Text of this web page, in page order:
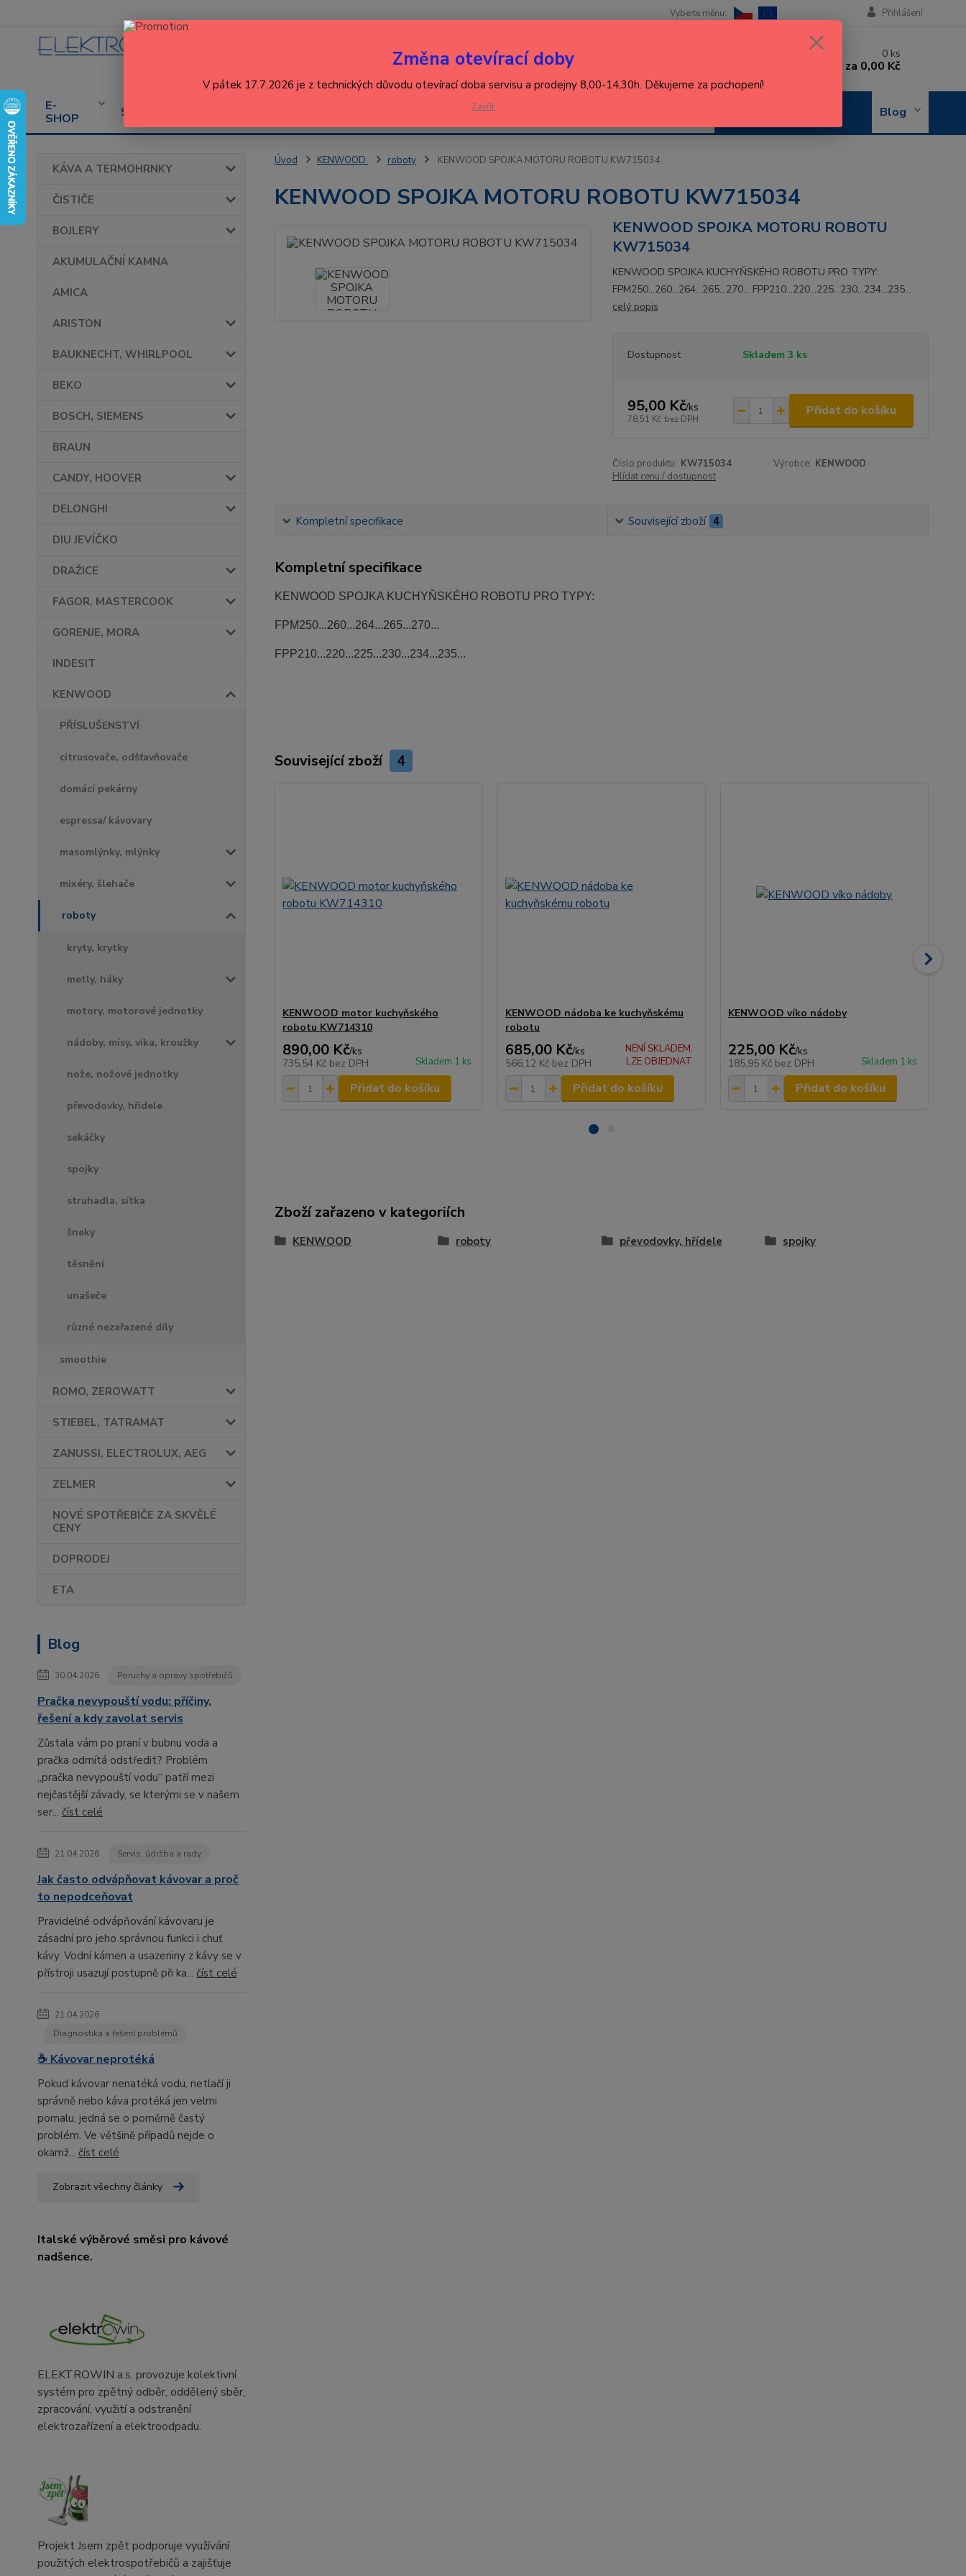
E-
SHOP
SERVIS KONTAKT Blog
Přihlášení
Hledat 0 ks
za 0,00 Kč
KÁVA A TERMOHRNKY
ČISTIČE
BOJLERY
AKUMULAČNÍ KAMNA
AMICA
ARISTON
BAUKNECHT, WHIRLPOOL
BEKO
BOSCH, SIEMENS
BRAUN
CANDY, HOOVER
DELONGHI
DIU JEVÍČKO
DRAŽICE
FAGOR, MASTERCOOK
GORENJE, MORA
INDESIT
KENWOOD
PŘÍSLUŠENSTVÍ
citrusovače, odšťavňovače
domácí pekárny
espressa/ kávovary
masomlýnky, mlýnky
mixéry, šlehače
roboty
kryty, krytky
metly, háky
motory, motorové jednotky
nádoby, mísy, víka, kroužky
nože, nožové jednotky
převodovky, hřídele
sekáčky
spojky
struhadla, sítka
šneky
těsnění
unašeče
různé nezařazené díly
smoothie
ROMO, ZEROWATT
STIEBEL, TATRAMAT
ZANUSSI, ELECTROLUX, AEG
ZELMER
NOVÉ SPOTŘEBIČE ZA SKVĚLÉ
CENY
DOPRODEJ
ETA
Blog
30.04.2026 Poruchy a opravy spotřebičů
Pračka nevypouští vodu: příčiny,
řešení a kdy zavolat servis
Zůstala vám po praní v bubnu voda a
pračka odmítá odstředit? Problém
„pračka nevypouští vodu“ patří mezi
nejčastější závady, se kterými se v našem
ser... číst celé
21.04.2026 Servis, údržba a rady
Jak často odvápňovat kávovar a proč
to nepodceňovat
Pravidelné odvápňování kávovaru je
zásadní pro jeho správnou funkci i chuť
kávy. Vodní kámen a usazeniny z kávy se v
přístroji usazují postupně při ka... číst celé
21.04.2026
Diagnostika a řešení problémů
☕ Kávovar neprotéká
Pokud kávovar nenatéká vodu, netlačí ji
správně nebo káva protéká jen velmi
pomalu, jedná se o poměrně častý
problém. Ve většině případů nejde o
okamž... číst celé
Zobrazit všechny články
Italské výběrové směsi pro kávové
nadšence.
ELEKTROWIN a.s. provozuje kolektivní
systém pro zpětný odběr, oddělený sběr,
zpracování, využití a odstranění
elektrozařízení a elektroodpadu.
Projekt Jsem zpět podporuje využívání
použitých elektrospotřebičů a zajišťuje
Úvod KENWOOD roboty KENWOOD SPOJKA MOTORU ROBOTU KW715034
KENWOOD SPOJKA MOTORU ROBOTU KW715034
KENWOOD SPOJKA MOTORU ROBOTU
KW715034
KENWOOD SPOJKA KUCHYŇSKÉHO ROBOTU PRO TYPY:
FPM250...260...264...265...270... FPP210...220...225...230...234...235...
celý popis
Dostupnost Skladem 3 ks
95,00 Kč/ks
78,51 Kč bez DPH
Přidat do košíku
Číslo produktu: KW715034 Výrobce: KENWOOD
Hlídat cenu / dostupnost
Kompletní specifikace Související zboží 4
Kompletní specifikace
KENWOOD SPOJKA KUCHYŇSKÉHO ROBOTU PRO TYPY:
FPM250...260...264...265...270...
FPP210...220...225...230...234...235...
Související zboží 4
KENWOOD motor kuchyňského
robotu KW714310
890,00 Kč/ks
735,54 Kč bez DPH Skladem 1 ks
Přidat do košíku
KENWOOD nádoba ke kuchyňskému
robotu
685,00 Kč/ks
566,12 Kč bez DPH
NENÍ SKLADEM,
LZE OBJEDNAT
Přidat do košíku
KENWOOD víko nádoby
225,00 Kč/ks
185,95 Kč bez DPH Skladem 1 ks
Přidat do košíku
Zboží zařazeno v kategoriích
KENWOOD roboty převodovky, hřídele spojky
Změna otevírací doby
V pátek 17.7.2026 je z technických důvodu otevírací doba servisu a prodejny 8,00-14,30h. Děkujeme za pochopení!
Zavřít